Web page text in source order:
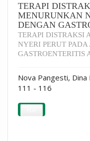
TERAPI
MENURUNKAN
DENGAN
TERAPI DISTRAKSI
NYERI PERUT
GASTROENTERITIS
Nova Pangesti,
111 - 116